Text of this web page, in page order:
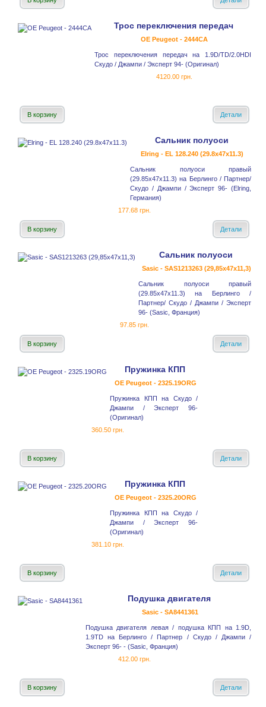
Трос переключения передач
OE Peugeot - 2444CA
Трос переключения передач на 1.9D/TD/2.0HDI
Скудо / Джампи / Эксперт 94- (Оригинал)
4120.00 грн.
В корзину Детали
Сальник полуоси
Elring - EL 128.240 (29.8x47x11.3)
Сальник полуоси правый
(29.85x47x11.3) на Берлинго / Партнер/
Скудо / Джампи / Эксперт 96- (Elring,
Германия)
177.68 грн.
В корзину Детали
Сальник полуоси
Sasic - SAS1213263 (29,85x47x11,3)
Сальник полуоси правый
(29.85x47x11.3) на Берлинго /
Партнер/ Скудо / Джампи / Эксперт
96- (Sasic, Франция)
97.85 грн.
В корзину Детали
Пружинка КПП
OE Peugeot - 2325.19ORG
Пружинка КПП на Скудо /
Джампи / Эксперт 96-
(Оригинал)
360.50 грн.
В корзину Детали
Пружинка КПП
OE Peugeot - 2325.20ORG
Пружинка КПП на Скудо /
Джампи / Эксперт 96-
(Оригинал)
381.10 грн.
В корзину Детали
Подушка двигателя
Sasic - SA8441361
Подушка двигателя левая / подушка КПП на 1.9D,
1.9TD на Берлинго / Партнер / Скудо / Джампи /
Эксперт 96- - (Sasic, Франция)
412.00 грн.
В корзину Детали